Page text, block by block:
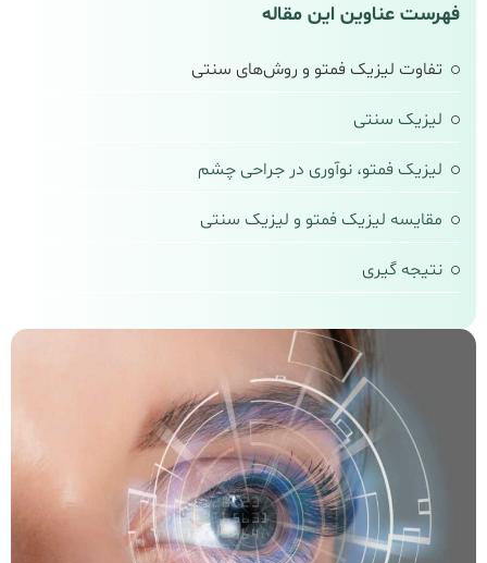
فهرست عناوین این مقاله
تفاوت لیزیک فمتو و روش‌های سنتی
لیزیک سنتی
لیزیک فمتو، نوآوری در جراحی چشم
مقایسه لیزیک فمتو و لیزیک سنتی
نتیجه‌ گیری